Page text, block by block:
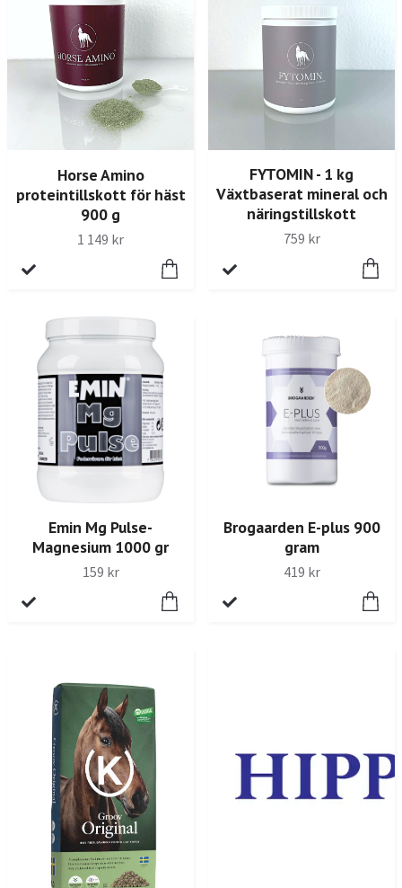
Horse Amino
proteintillskott för häst
900 g
1 149 kr
FYTOMIN - 1 kg
Växtbaserat mineral och
näringstillskott
759 kr
Emin Mg Pulse-
Magnesium 1000 gr
159 kr
Brogaarden E-plus 900
gram
419 kr